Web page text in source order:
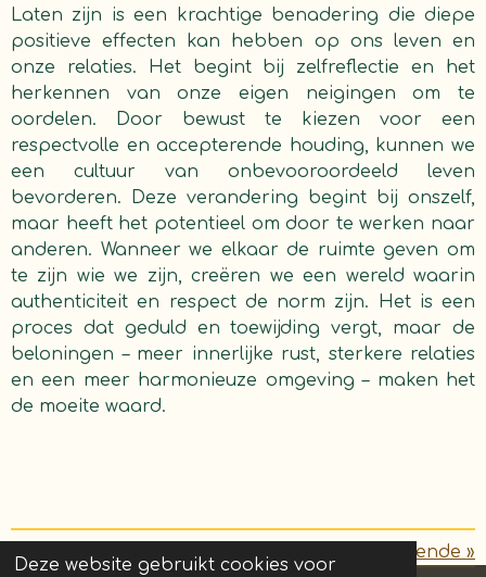
Deze website gebruikt cookies voor
Laten zijn is een krachtige benadering die diepe
positieve effecten kan hebben op ons leven en
onze relaties. Het begint bij zelfreflectie en het
herkennen van onze eigen neigingen om te
oordelen. Door bewust te kiezen voor een
respectvolle en accepterende houding, kunnen we
een cultuur van onbevooroordeeld leven
bevorderen. Deze verandering begint bij onszelf,
maar heeft het potentieel om door te werken naar
anderen. Wanneer we elkaar de ruimte geven om
te zijn wie we zijn, creëren we een wereld waarin
authenticiteit en respect de norm zijn. Het is een
proces dat geduld en toewijding vergt, maar de
beloningen – meer innerlijke rust, sterkere relaties
en een meer harmonieuze omgeving – maken het
de moeite waard.
« Volgende »